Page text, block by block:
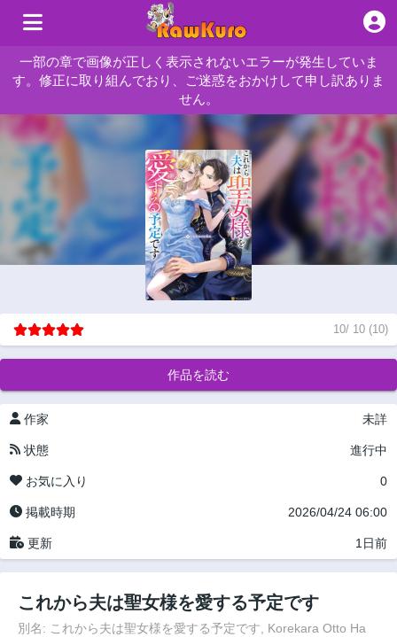
一部の章で画像が正しく表示されないエラーが発生していま
す。修正に取り組んでおり、ご迷惑をおかけして申し訳ありま
せん。
10/ 10 (10)
作品を読む
作家 未詳
状態 進行中
お気に入り 0
掲載時期 2026/04/24 06:00
更新 1日前
これから夫は聖女様を愛する予定です
別名: これから夫は聖女様を愛する予定です, Korekara Otto Ha